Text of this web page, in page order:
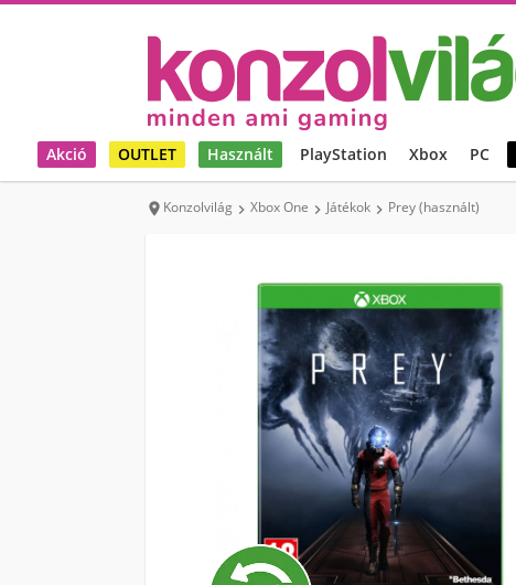
Akció OUTLET Használt PlayStation Xbox PC
 Konzolvilág  Xbox One Játékok  Prey (használt)